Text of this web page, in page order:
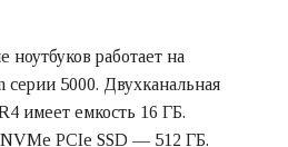
ноутбуков работает на
5000. Двухканальная
имеет емкость 16 ГБ.
PCIe SSD — 512 ГБ.